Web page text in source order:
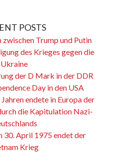
POSTS
Trump und Putin
des Krieges gegen die
Ukraine
der D Mark in der DDR
Day in den USA
endete in Europa der
die Kapitulation Nazi-
30. April 1975 endet der
Krieg